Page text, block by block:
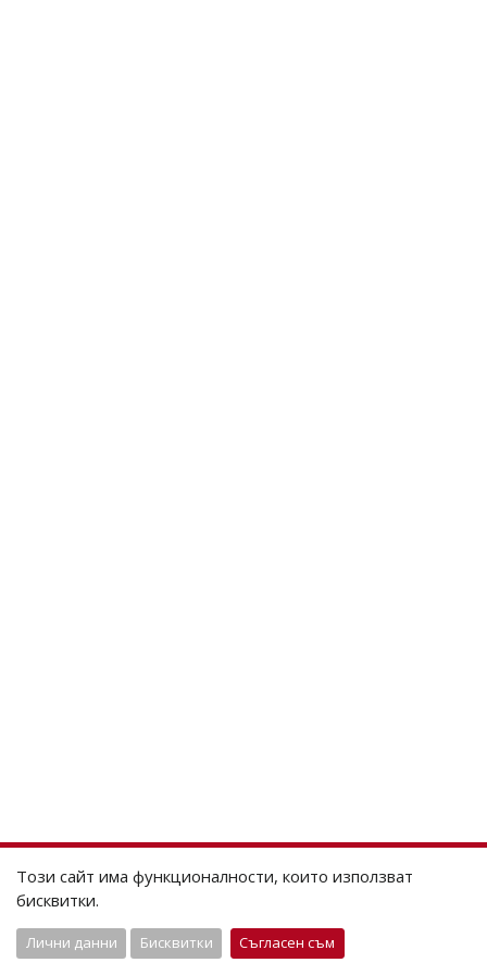
Този сайт има функционалности, които използват
бисквитки.
Лични данни Бисквитки Съгласен съм